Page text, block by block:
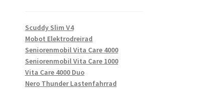
Scuddy Slim V4
Mobot Elektrodreirad
Seniorenmobil Vita Care 4000
Seniorenmobil Vita Care 1000
Vita Care 4000 Duo
Nero Thunder Lastenfahrrad